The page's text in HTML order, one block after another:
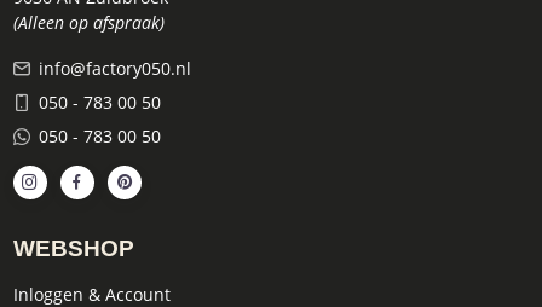
(Alleen op afspraak)
info@factory050.nl
050 - 783 00 50
050 - 783 00 50
WEBSHOP
Inloggen & Account